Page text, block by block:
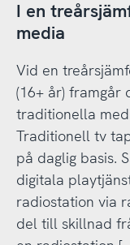
I en
media
Vid en
(16+ år) framgår
traditionella
Traditionell tv
på daglig basis.
digitala
radiostation via
del till skillnad